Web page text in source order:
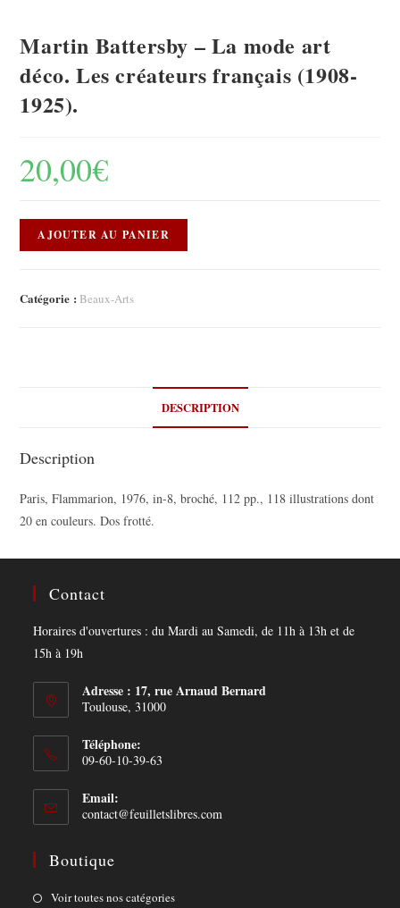
Martin Battersby – La mode art
déco. Les créateurs français (1908-
1925).
20,00€
AJOUTER AU PANIER
Catégorie : Beaux-Arts
DESCRIPTION
Description
Paris, Flammarion, 1976, in-8, broché, 112 pp., 118 illustrations dont
20 en couleurs. Dos frotté.
Contact
Horaires d'ouvertures : du Mardi au Samedi, de 11h à 13h et de
15h à 19h
Adresse : 17, rue Arnaud Bernard
Toulouse, 31000
Téléphone:
09-60-10-39-63
Email:
contact@feuilletslibres.com
Boutique
Voir toutes nos catégoriesOpens